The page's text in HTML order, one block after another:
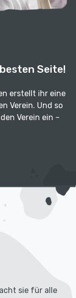
Seite!
erstellt ihr eine
Verein. Und so
Verein ein –
sie für alle